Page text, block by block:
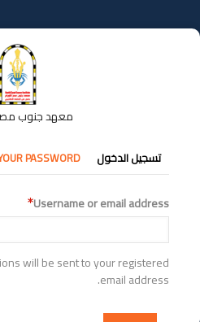
إلى
المحتوى
معهد جنوب مصر
التبويبات
الأساسية
تسجيل الدخول PASSWORD
Username or email address
will be sent to your registered
email address.